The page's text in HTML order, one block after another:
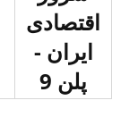
اقتصادی
ایران -
پلن 9